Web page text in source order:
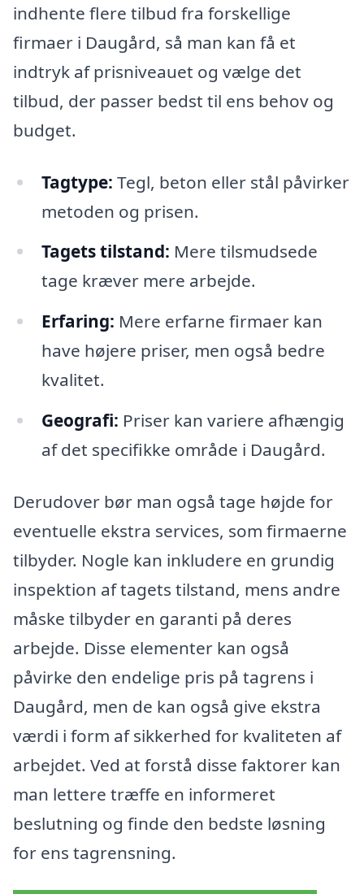
indhente flere tilbud fra forskellige
firmaer i Daugård, så man kan få et
indtryk af prisniveauet og vælge det
tilbud, der passer bedst til ens behov og
budget.
Tagtype: Tegl, beton eller stål påvirker
metoden og prisen.
Tagets tilstand: Mere tilsmudsede
tage kræver mere arbejde.
Erfaring: Mere erfarne firmaer kan
have højere priser, men også bedre
kvalitet.
Geografi: Priser kan variere afhængig
af det specifikke område i Daugård.
Derudover bør man også tage højde for
eventuelle ekstra services, som firmaerne
tilbyder. Nogle kan inkludere en grundig
inspektion af tagets tilstand, mens andre
måske tilbyder en garanti på deres
arbejde. Disse elementer kan også
påvirke den endelige pris på tagrens i
Daugård, men de kan også give ekstra
værdi i form af sikkerhed for kvaliteten af
arbejdet. Ved at forstå disse faktorer kan
man lettere træffe en informeret
beslutning og finde den bedste løsning
for ens tagrensning.